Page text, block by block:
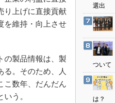
り上げに直接貢献
を維持・向上させ
の製品情報は、製
る。そのため、人
こ数年、だんだん
う。
選出
ついて
は？